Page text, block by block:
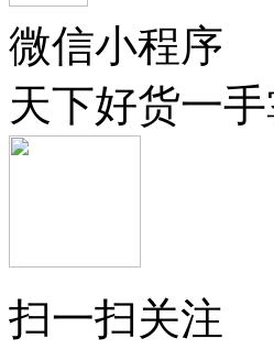
微信小程序
天下好货一
扫一扫关注